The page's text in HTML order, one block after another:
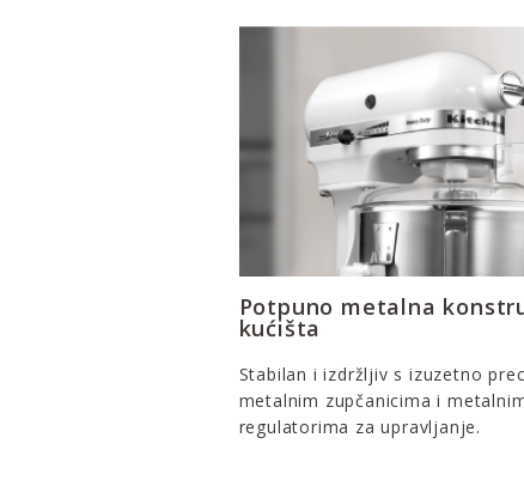
Potpuno metalna
kućišta
Stabilan i izdržljiv s izuzetno
metalnim zupčanicima i
regulatorima za upravljanje.